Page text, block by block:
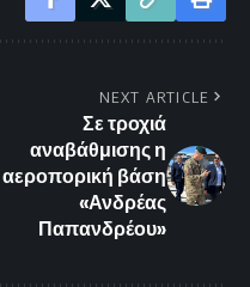
NEXT ARTICLE
Σε τροχιά
αναβάθμισης η
αεροπορική βάση
«Ανδρέας
Παπανδρέου»